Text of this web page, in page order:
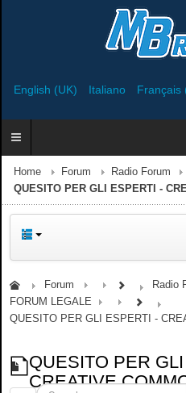
English (UK) Italiano Français
Home Forum Radio Forum
QUESITO PER GLI ESPERTI -
Forum
Radio
FORUM LEGALE
QUESITO PER GLI ESPERTI -
QUESITO PER
CREATIVE